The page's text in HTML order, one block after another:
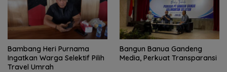
Bambang Heri Purnama
Ingatkan Warga Selektif Pilih
Travel Umrah
Bangun Banua Gandeng
Media, Perkuat Transparansi